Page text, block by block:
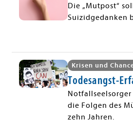
Die „Mutpost“
Suizidgedanken
Krisen und
Todesangst-
die Folgen des
zehn Jahren.